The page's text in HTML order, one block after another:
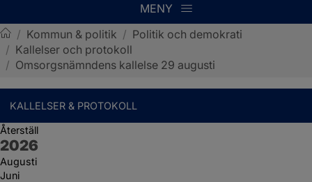
MENY
Sotenäs kommun
/ Kommun & politik / Politik och demokrati
/ Kallelser och protokoll
/ Omsorgsnämndens kallelse 29 augusti
KALLELSER & PROTOKOLL
Återställ
År:
2026
Augusti
Juni